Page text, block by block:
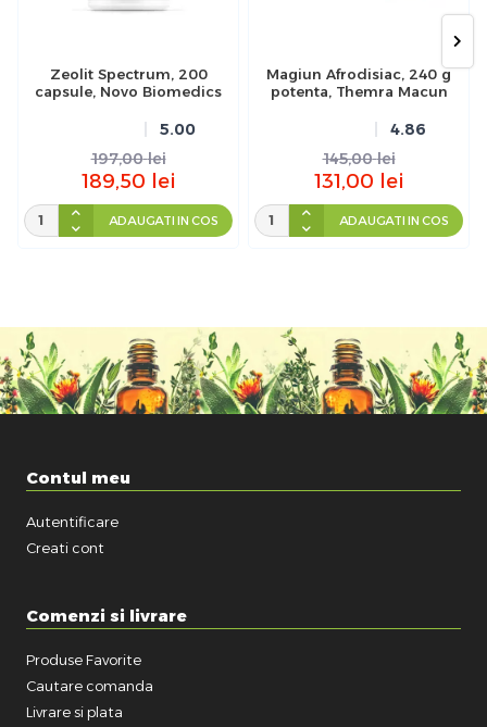
Zeolit Spectrum, 200
capsule, Novo Biomedics
5.00
197,00 lei
189,50 lei
ADAUGATI IN COS
Magiun Afrodisiac, 240 g
potenta, Themra Macun
4.86
145,00 lei
131,00 lei
ADAUGATI IN COS
Contul meu
Autentificare
Creati cont
Comenzi si livrare
Produse Favorite
Cautare comanda
Livrare si plata